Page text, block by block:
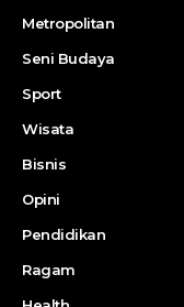
Metropolitan
Seni Budaya
Sport
Wisata
Bisnis
Opini
Pendidikan
Ragam